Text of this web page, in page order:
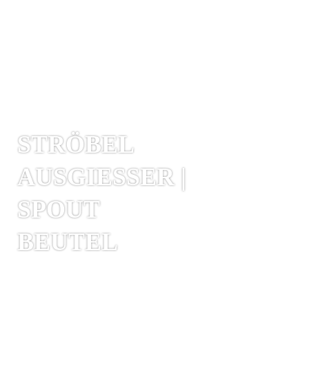
STRÖBEL
AUSGIESSER |
SPOUT
BEUTEL